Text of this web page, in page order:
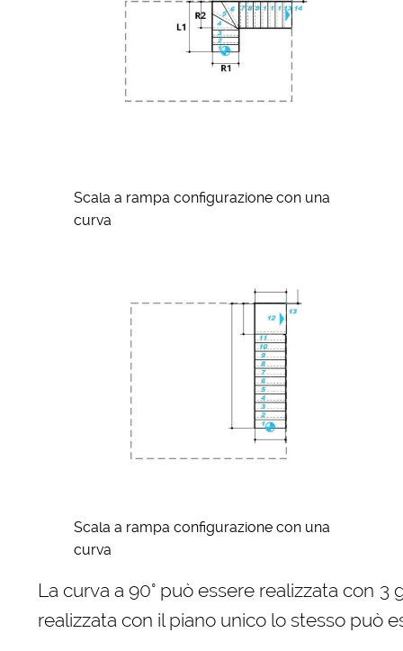
Scala a rampa configurazione con una
curva
Scala a rampa configurazione con una
curva
La curva a 90° può essere realizzata con
realizzata con il piano unico lo stesso può